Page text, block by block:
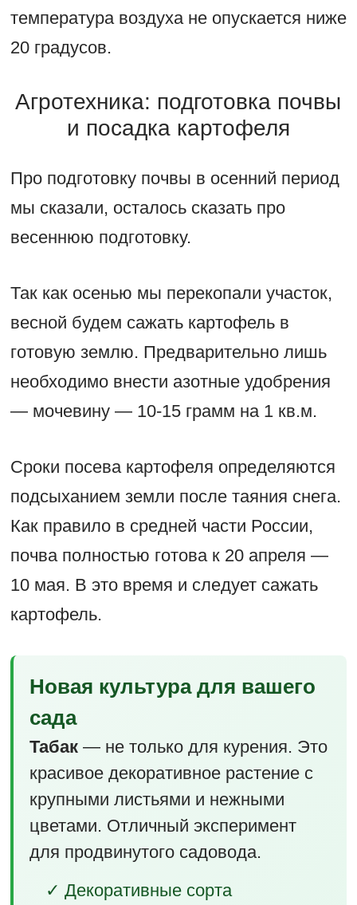
температура воздуха не опускается ниже
20 градусов.
Агротехника: подготовка почвы
и посадка картофеля
Про подготовку почвы в осенний период
мы сказали, осталось сказать про
весеннюю подготовку.
Так как осенью мы перекопали участок,
весной будем сажать картофель в
готовую землю. Предварительно лишь
необходимо внести азотные удобрения
— мочевину — 10-15 грамм на 1 кв.м.
Сроки посева картофеля определяются
подсыханием земли после таяния снега.
Как правило в средней части России,
почва полностью готова к 20 апреля —
10 мая. В это время и следует сажать
картофель.
Новая культура для вашего
сада
Табак— не только для курения. Это
красивое декоративное растение с
крупными листьями и нежными
цветами. Отличный эксперимент
для продвинутого садовода.
✓ Декоративные сорта